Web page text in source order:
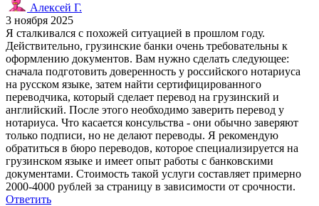
Алексей Г.
3 ноября 2025
Я сталкивался с похожей ситуацией в прошлом году.
Действительно, грузинские банки очень требовательны к
оформлению документов. Вам нужно сделать следующее:
сначала подготовить доверенность у российского нотариуса
на русском языке, затем найти сертифицированного
переводчика, который сделает перевод на грузинский и
английский. После этого необходимо заверить перевод у
нотариуса. Что касается консульства - они обычно заверяют
только подписи, но не делают переводы. Я рекомендую
обратиться в бюро переводов, которое специализируется на
грузинском языке и имеет опыт работы с банковскими
документами. Стоимость такой услуги составляет примерно
2000-4000 рублей за страницу в зависимости от срочности.
Ответить